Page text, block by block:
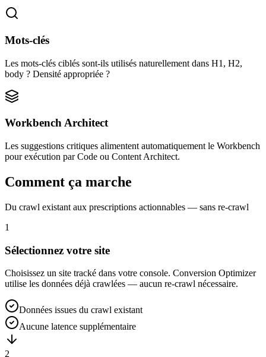
Mots-clés
Les mots-clés ciblés sont-ils utilisés naturellement dans H1, H2,
body ? Densité appropriée ?
Workbench Architect
Les suggestions critiques alimentent automatiquement le Workbench
pour exécution par Code ou Content Architect.
Comment ça marche
Du crawl existant aux prescriptions actionnables — sans re-crawl
1
Sélectionnez votre site
Choisissez un site tracké dans votre console. Conversion Optimizer
utilise les données déjà crawlées — aucun re-crawl nécessaire.
Données issues du crawl existant
Aucune latence supplémentaire
2